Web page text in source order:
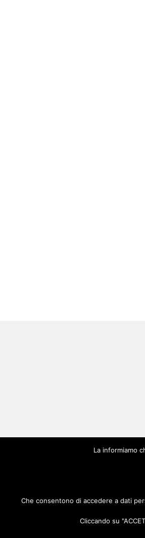
La informiamo
Che consentono di accedere a dati
Cliccando su